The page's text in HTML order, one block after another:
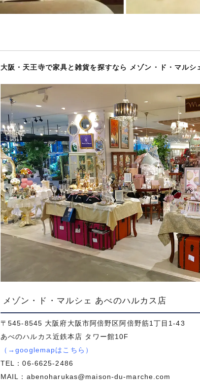
大阪・天王寺で家具と雑貨を探すなら メゾン・ド・マルシ
メゾン・ド・マルシェ あべのハルカス店
〒545-8545 大阪府大阪市阿倍野区阿倍野筋1丁目1-43
あべのハルカス近鉄本店 タワー館10F
（ →googlemapはこちら ）
TEL：06-6625-2486
MAIL： abenoharukas@maison-du-marche.com